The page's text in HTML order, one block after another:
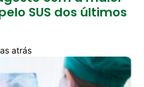
SUS dos últimos
atrás